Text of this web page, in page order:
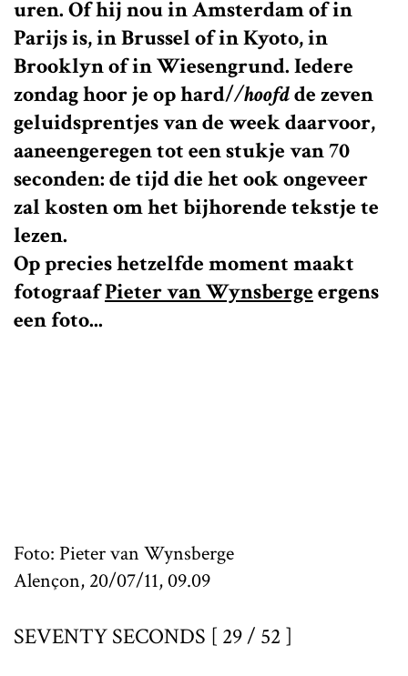
uren. Of hij nou in Amsterdam of in
Parijs is, in Brussel of in Kyoto, in
Brooklyn of in Wiesengrund. Iedere
zondag hoor je ophard//hoofdde zeven
geluidsprentjes van de week daarvoor,
aaneengeregen tot een stukje van 70
seconden: de tijd die het ook ongeveer
zal kosten om het bijhorende tekstje te
lezen.
Op precies hetzelfde moment maakt
fotograafPieter van Wynsbergeergens
een foto...
Foto: Pieter van Wynsberge
Alençon, 20/07/11, 09.09
SEVENTY SECONDS [ 29 / 52 ]